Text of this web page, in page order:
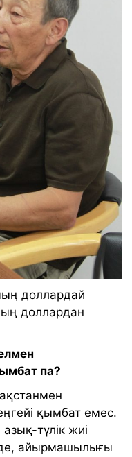
доллардай
доллардан
па?
қымбат емес.
түлік жиі
айырмашылығы